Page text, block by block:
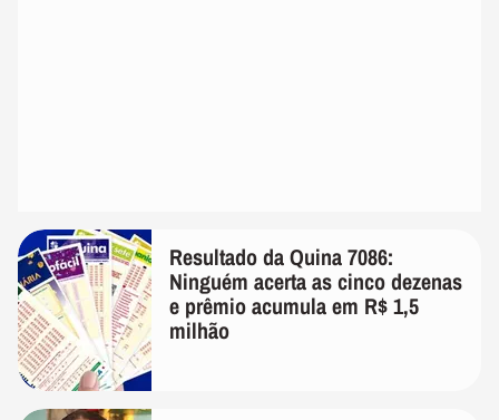
Resultado da Quina 7086:
Ninguém acerta as cinco dezenas
e prêmio acumula em R$ 1,5
milhão